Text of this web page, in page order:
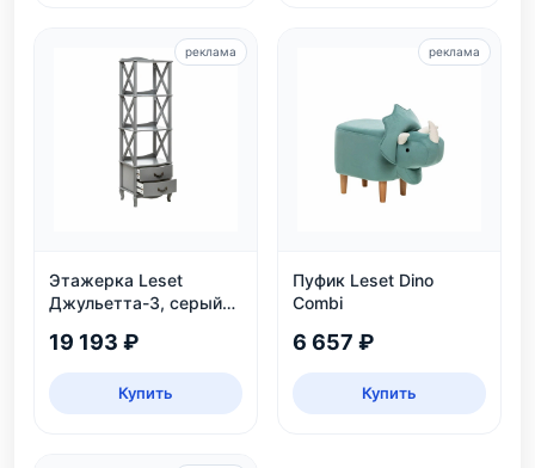
Этажерка Leset
Джульетта-3, серый
19 193 ₽
Купить
реклама
Пуфик Leset Dino
Combi
6 657 ₽
Купить
реклама